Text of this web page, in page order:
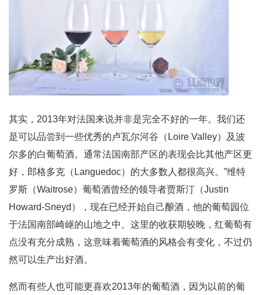
其实，2013年对法国来说并非是完全不好的一年。我们还
是可以品尝到一些优秀的卢瓦尔河谷（Loire Valley）及波
尔多的白葡萄酒。通常法国南部产区的表现会比其他产区更
好，郎格多克（Languedoc）的大多数人都很高兴。”维特
罗斯（Waitrose）葡萄酒曾经的领导者贾斯汀（Justin
Howard-Sneyd），现在已经开始自己酿酒，他的葡萄园位
于法国南部崎岖的山地之中。这里的收获期较晚，红葡萄有
点没有充分成熟，这意味着葡萄酒的风格会有变化，不过仍
然可以生产出好酒。
然而有些人也可能更喜欢2013年的葡萄酒，因为以前的葡